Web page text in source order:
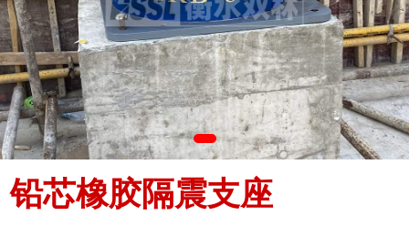
铅芯橡胶隔震支座